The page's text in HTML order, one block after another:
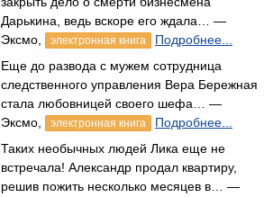
Дарькина, ведь вскоре его ждала… —
Эксмо,
электронная книга
Подробнее...
Еще до развода с мужем сотрудница
следственного управления Вера Бережная
стала любовницей своего шефа… —
Эксмо,
электронная книга
Подробнее...
Таких необычных людей Лика еще не
встречала! Александр продал квартиру,
решив пожить несколько месяцев в… —